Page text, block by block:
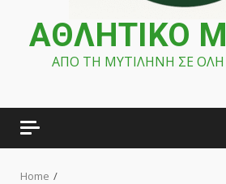
ΑΘΛΗΤΙΚΟ
ΑΠΟ ΤΗ ΜΥΤΙΛΗΝΗ ΣΕ
Home